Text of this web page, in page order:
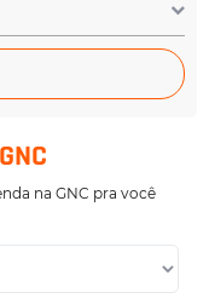
na GNC pra você